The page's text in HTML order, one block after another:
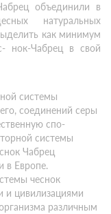
объединили в
натуральных
как минимум
нок-Чабрец в свой
системы
соединений серы
спо-
системы
Чабрец
в Европе.
чеснок
и цивилизациями
различным